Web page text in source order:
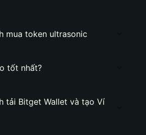
mua token ultrasonic
tốt nhất?
tải Bitget Wallet và tạo Ví